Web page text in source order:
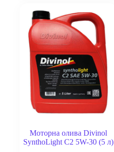
Моторна олива Divinol
SynthoLight C2 5W-30 (5 л)